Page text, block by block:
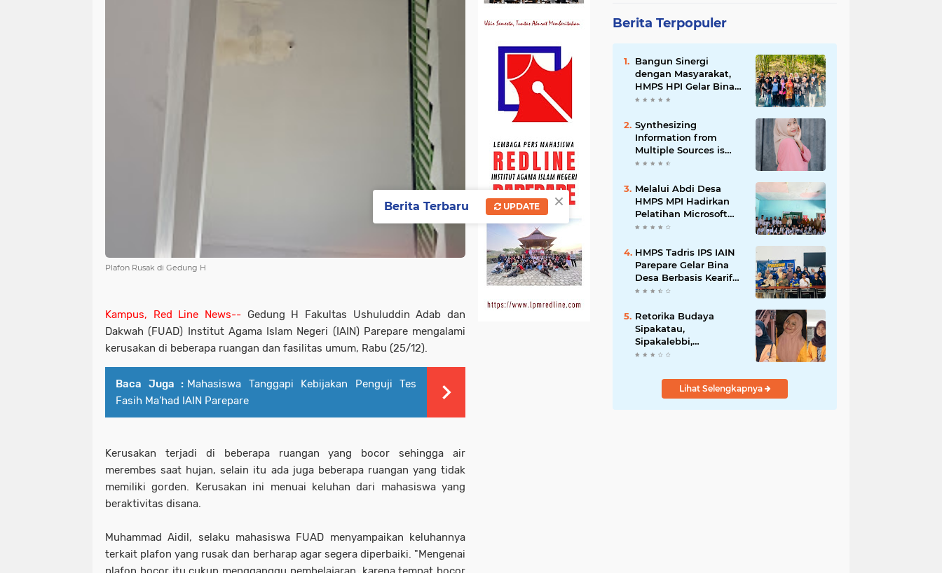
Plafon Rusak di Gedung H
Kampus, Red Line News-- Gedung H Fakultas Ushuluddin Adab dan
Dakwah (FUAD) Institut Agama Islam Negeri (IAIN) Parepare mengalami
kerusakan di beberapa ruangan dan fasilitas umum, Rabu (25/12).
Baca Juga : Mahasiswa Tanggapi Kebijakan Penguji Tes
Fasih Ma’had IAIN Parepare
Kerusakan terjadi di beberapa ruangan yang bocor sehingga air
merembes saat hujan, selain itu ada juga beberapa ruangan yang tidak
memiliki gorden. Kerusakan ini menuai keluhan dari mahasiswa yang
beraktivitas disana.
Muhammad Aidil, selaku mahasiswa FUAD menyampaikan keluhannya
terkait plafon yang rusak dan berharap agar segera diperbaiki. "Mengenai
Berita Terpopuler
Bangun Sinergi
dengan Masyarakat,
HMPS HPI Gelar Bina
Desa di Pulau Battoa
Synthesizing
Information from
Multiple Sources is
Important
Melalui Abdi Desa
HMPS MPI Hadirkan
Pelatihan Microsoft
Office
HMPS Tadris IPS IAIN
Parepare Gelar Bina
Desa Berbasis Kearifan
Lokal
Retorika Budaya
Sipakatau,
Sipakalebbi,
Sipakainge yang
Suku Bugis
Lihat Selengkapnya
×
Berita Terbaru UPDATE